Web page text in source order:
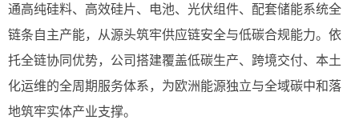
通高纯硅料、高效硅片、电池、光伏组件、配套储能系统全
链条自主产能，从源头筑牢供应链安全与低碳合规能力。依
托全链协同优势，公司搭建覆盖低碳生产、跨境交付、本土
化运维的全周期服务体系，为欧洲能源独立与全域碳中和落
地筑牢实体产业支撑。